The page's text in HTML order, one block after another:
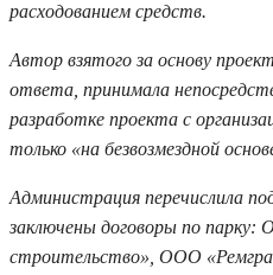
расходованием средств.
Автор взятого за основу
ответа, принимала
разработке проекта с
только «на безвозмездной
Администрация перечислила
заключены договоры по
строительство», ООО